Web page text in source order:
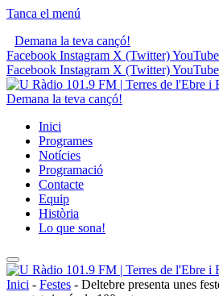
Tanca el menú
Demana la teva cançó!
Facebook Instagram X (Twitter)YouTube
Facebook Instagram X (Twitter)YouTube
Demana la teva cançó!
Inici
Programes
Notícies
Programació
Contacte
Equip
Història
Lo que sona!
Inici - Festes - Deltebre presenta unes